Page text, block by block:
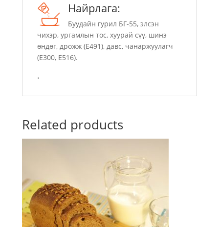
Найрлага:
Буудайн гурил БГ-55, элсэн
чихэр, ургамлын тос, хуурай сүү, шинэ
өндөг, дрожж (E491), давс, чанаржуулагч
(Е300, Е516).
.
Related products